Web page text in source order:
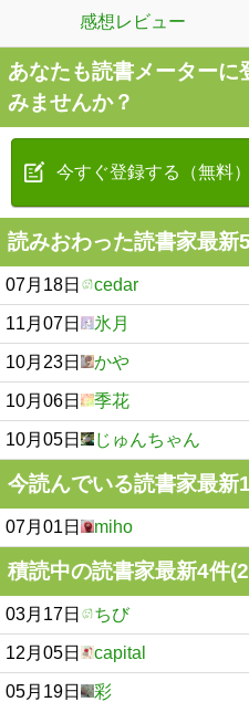
感想レビュー
あなたも読書メーターに
みませんか？
今すぐ登録する（無料）
読みおわった読書家最新
07月18日 cedar
11月07日 氷月
10月23日 かや
10月06日 季花
10月05日 じゅんちゃん
今読んでいる読書家最新
07月01日 miho
積読中の読書家最新4件
03月17日 ちび
12月05日 capital
05月19日 彩